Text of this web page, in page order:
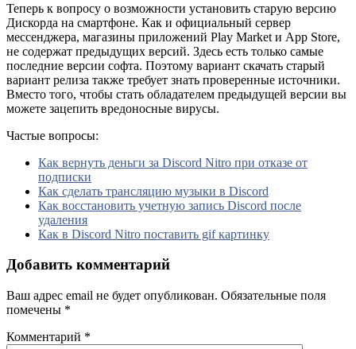
Теперь к вопросу о возможности установить старую версию
Дискорда на смартфоне. Как и официальный сервер
мессенджера, магазины приложений Play Market и App Store,
не содержат предыдущих версий. Здесь есть только самые
последние версии софта. Поэтому вариант скачать старый
вариант релиза также требует знать проверенные источники.
Вместо того, чтобы стать обладателем предыдущей версии вы
можете зацепить вредоносные вирусы.
Частые вопросы:
Как вернуть деньги за Discord Nitro при отказе от
подписки
Как сделать трансляцию музыки в Discord
Как восстановить учетную запись Discord после
удаления
Как в Discord Nitro поставить gif картинку
Добавить комментарий
Ваш адрес email не будет опубликован. Обязательные поля
помечены *
Комментарий *